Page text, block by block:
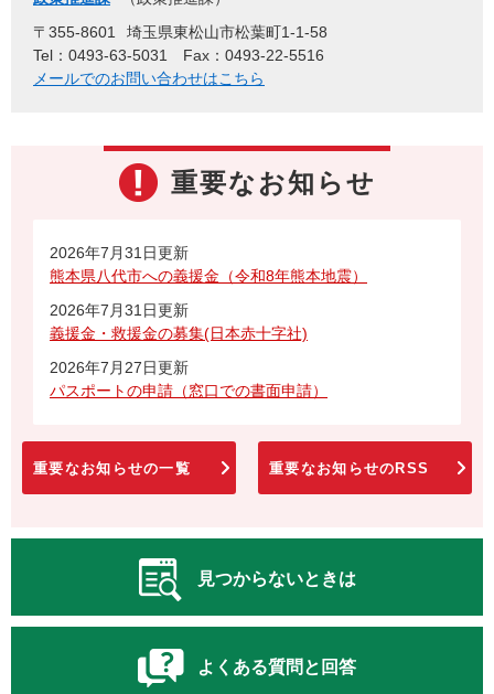
〒355-8601
埼玉県東松山市松葉町1-1-58
Tel：0493-63-5031
Fax：0493-22-5516
メールでのお問い合わせはこちら
重要なお知らせ
2026年7月31日更新
熊本県八代市への義援金（令和8年熊本地震）
2026年7月31日更新
義援金・救援金の募集(日本赤十字社)
2026年7月27日更新
パスポートの申請（窓口での書面申請）
重要なお知らせの一覧 重要なお知らせのRSS
見つからないときは
よくある質問と回答